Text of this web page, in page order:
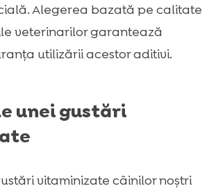
Alegerea bazată pe calitate
veterinarilor garantează
utilizării acestor aditivi.
unei gustări
vitaminizate câinilor noștri